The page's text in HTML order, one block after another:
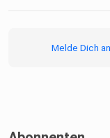
Melde Dich